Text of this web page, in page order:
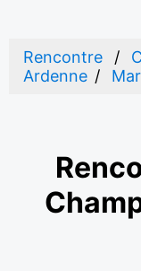
Rencontre
Ardenne